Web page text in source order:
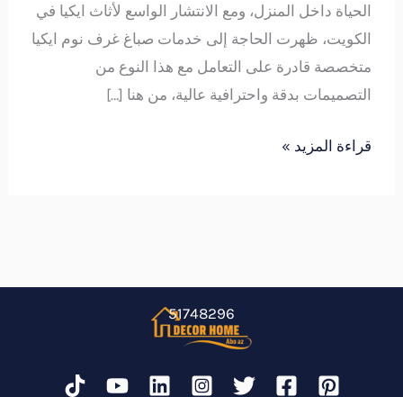
الحياة داخل المنزل، ومع الانتشار الواسع لأثاث ايكيا في
الكويت، ظهرت الحاجة إلى خدمات صباغ غرف نوم ايكيا
متخصصة قادرة على التعامل مع هذا النوع من
التصميمات بدقة واحترافية عالية، من هنا […]
قراءة المزيد »
51748296